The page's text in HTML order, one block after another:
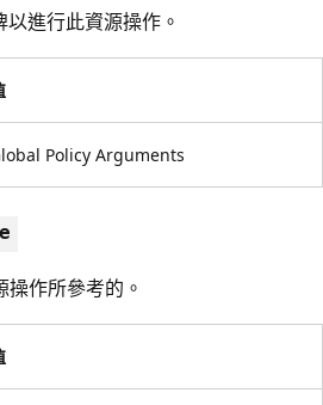
進行此資源操作。
Policy Arguments
作所參考的。